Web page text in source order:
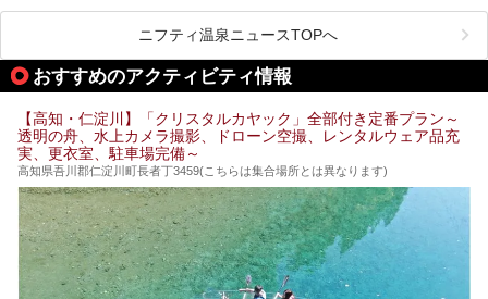
などが問題なければ、温泉に入ってから向かうことをオスス
メします。
なぜなら最寄り温泉でも車で４０分、山を降りていかねばな
りませんからね…！！
もしくは、翌日キャンプ帰りに立ち寄るのもおすすめです。
それでは見ていきましょう。
高知市というと、高知県の人口の半分が集まっているにぎや
かなイメージがある方も多いかと思いますが、昔ながらの老
舗銭湯がけっこうな数あるのですよ。
規模は小さいながら、元気に営業中なので観光がてら訪問し
てみてはいかがでしょう？
Kですよ♪
それではチェックしてきましょう♪
ニフティ温泉ニュースTOPへ
おすすめのアクティビティ情報
【高知・仁淀川】「クリスタルカヤック」全部付き定番プラン～
透明の舟、水上カメラ撮影、ドローン空撮、レンタルウェア品充
実、更衣室、駐車場完備～
高知県吾川郡仁淀川町長者丁3459(こちらは集合場所とは異なります)